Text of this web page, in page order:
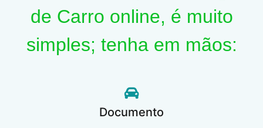
de Carro online, é muito
simples; tenha em mãos:
Documento